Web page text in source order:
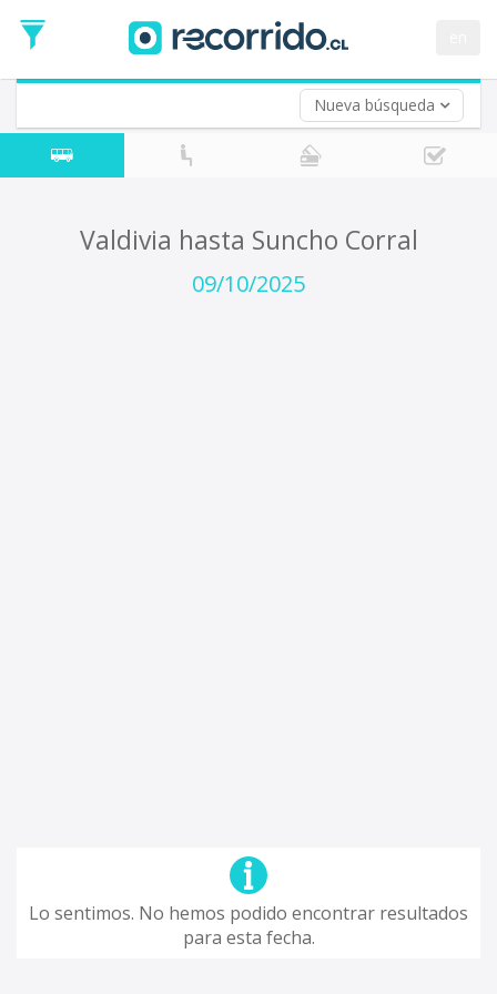
Nueva búsqueda
de
Ida
Vuelta (opcional)
Fecha
de
Valdivia hasta Suncho Corral
09/10/2025
Lo sentimos. No hemos podido encontrar resultados
para esta fecha.